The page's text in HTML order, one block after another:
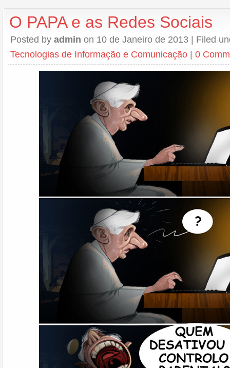
O PAPA e as Redes Sociais
Posted by admin on 10 de Janeiro de 2013 | Filed
Tecnologias de Informação e Comunicação | 0